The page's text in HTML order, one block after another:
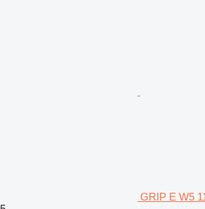
GRIP E W5